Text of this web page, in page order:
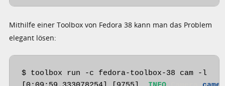
Mithilfe einer Toolbox von Fedora 38 kann man das Problem
elegant lösen:
$ toolbox run -c fedora-toolbox-38 cam -l